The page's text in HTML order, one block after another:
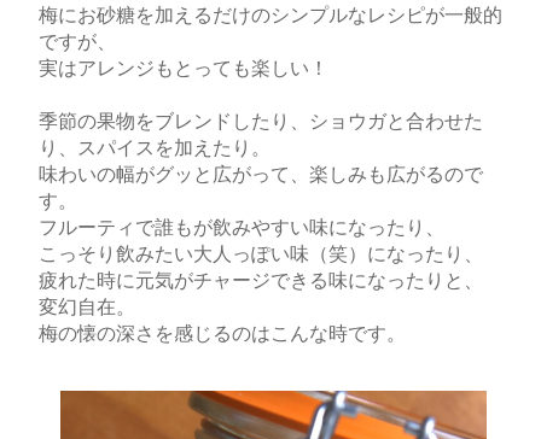
梅にお砂糖を加えるだけのシンプルなレシピが一般的
ですが、
実はアレンジもとっても楽しい！
季節の果物をブレンドしたり、ショウガと合わせた
り、スパイスを加えたり。
味わいの幅がグッと広がって、楽しみも広がるので
す。
フルーティで誰もが飲みやすい味になったり、
こっそり飲みたい大人っぽい味（笑）になったり、
疲れた時に元気がチャージできる味になったりと、
変幻自在。
梅の懐の深さを感じるのはこんな時です。